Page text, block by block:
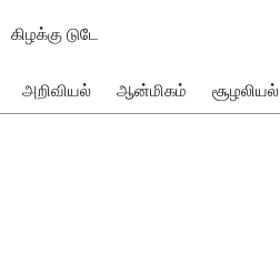
அறிவியல் ஆன்மிகம் சூழலியல்